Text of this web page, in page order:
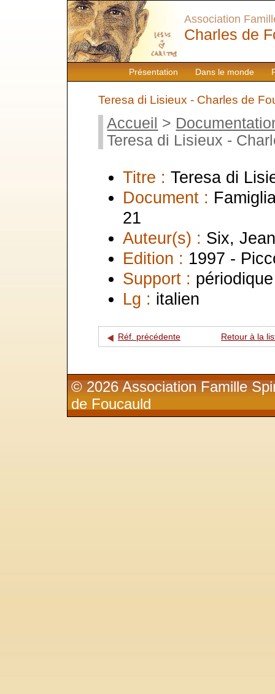
Présentation Dans le monde
Association
Charles de
Teresa di Lisieux - Charles de
Accueil >
Teresa di Lisieux -
Titre : Teresa di
Document :
21
Auteur(s) : Six,
Edition : 1997 -
Support : périodique
Lg : italien
Réf. précédente Retour à la
© 2026 Association Famille
de Foucauld